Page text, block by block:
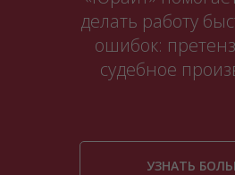
УЗНАТЬ
делать работу
ошибок:
судебное